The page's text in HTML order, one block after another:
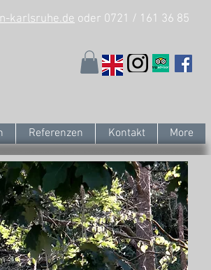
karlsruhe.de oder 0721 / 161 36 85
Referenzen Kontakt More